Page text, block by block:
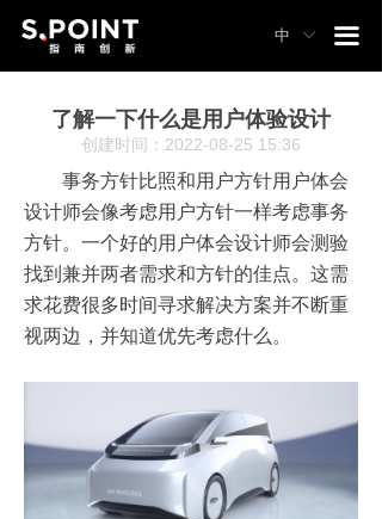
끀
ꀅ
中
了解一下什么是用户体验设计
事务方针比照和用户方针用户体会
设计师会像考虑用户方针一样考虑事务
方针。一个好的用户体会设计师会测验
找到兼并两者需求和方针的佳点。这需
求花费很多时间寻求解决方案并不断重
视两边，并知道优先考虑什么。
创建时间： 2022-08-25 15:36